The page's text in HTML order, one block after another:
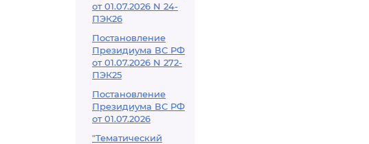
от 01.07.2026 N 24-
ПЭК26
Постановление
Президиума ВС РФ
от 01.07.2026 N 272-
ПЭК25
Постановление
Президиума ВС РФ
от 01.07.2026
"Тематический